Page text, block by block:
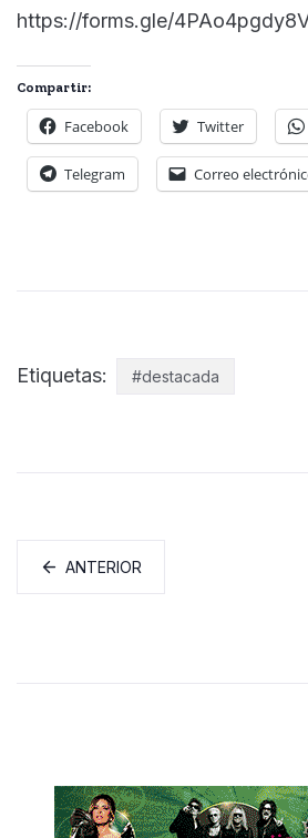
https://forms.gle/
Compartir:
Facebook Twitter
Telegram Correo
Etiquetas: #destacada
ANTERIOR